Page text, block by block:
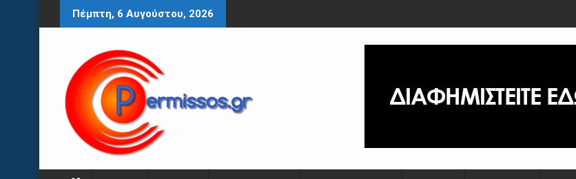
Περάστε
στο
Πέμπτη, 6 Αυγούστου, 2026